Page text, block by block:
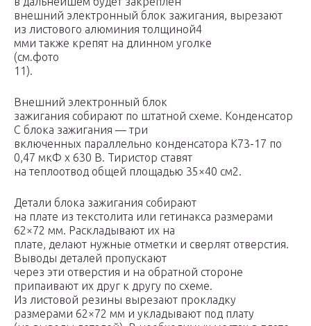
внешний электронный блок зажигания, вырезают
из листового алюминия толщиной4
мми также крепят на длинном уголке
(см.фото
11).
Внешний электронный блок
зажигания собирают по штатной схеме. Конденсатор
С блока зажигания — три
включенных параллельно конденсатора К73-17 по
0,47 мкФ х 630 В. Тиристор ставят
на теплоотвод общей площадью 35×40 см2.
Детали блока зажигания собирают
на плате из текстолита или гетинакса размерами
62×72 мм. Раскладывают их на
плате, делают нужные отметки и сверлят отверстия.
Выводы деталей пропускают
через эти отверстия и на обратной стороне
припаивают их друг к другу по схеме.
Из листовой резины вырезают прокладку
размерами 62×72 мм и укладывают под плату